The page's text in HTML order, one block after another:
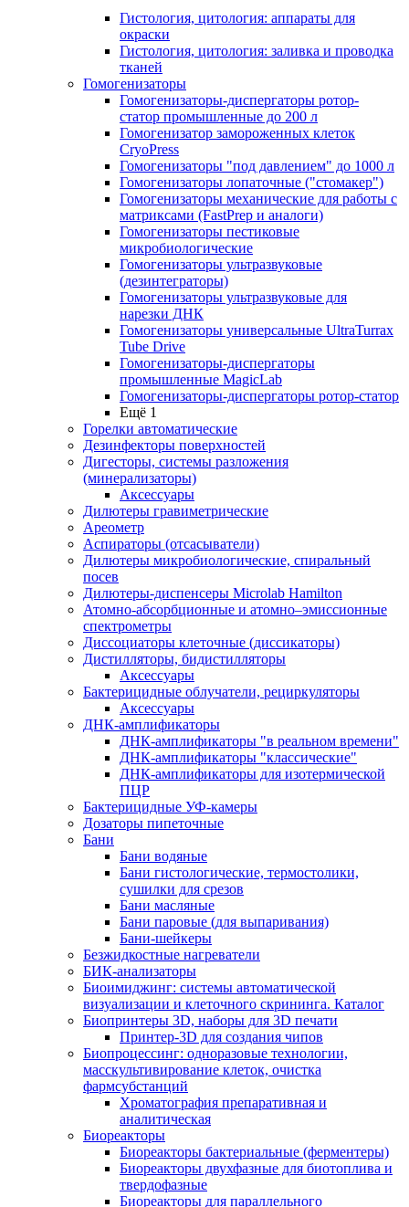
Гистология, цитология: аппараты для
окраски
Гистология, цитология: заливка и проводка
тканей
Гомогенизаторы
Гомогенизаторы-диспергаторы ротор-
статор промышленные до 200 л
Гомогенизатор замороженных клеток
CryoPress
Гомогенизаторы "под давлением" до 1000 л
Гомогенизаторы лопаточные ("стомакер")
Гомогенизаторы механические для работы с
матриксами (FastPrep и аналоги)
Гомогенизаторы пестиковые
микробиологические
Гомогенизаторы ультразвуковые
(дезинтеграторы)
Гомогенизаторы ультразвуковые для
нарезки ДНК
Гомогенизаторы универсальные UltraTurrax
Tube Drive
Гомогенизаторы-диспергаторы
промышленные MagicLab
Гомогенизаторы-диспергаторы ротор-статор
Ещё 1
Горелки автоматические
Дезинфекторы поверхностей
Дигесторы, системы разложения
(минерализаторы)
Аксессуары
Дилютеры гравиметрические
Ареометр
Аспираторы (отсасыватели)
Дилютеры микробиологические, спиральный
посев
Дилютеры-диспенсеры Microlab Hamilton
Атомно-абсорбционные и атомно–эмиссионные
спектрометры
Диссоциаторы клеточные (диссикаторы)
Дистилляторы, бидистилляторы
Аксессуары
Бактерицидные облучатели, рециркуляторы
Аксессуары
ДНК-амплификаторы
ДНК-амплификаторы "в реальном времени"
ДНК-амплификаторы "классические"
ДНК-амплификаторы для изотермической
ПЦР
Бактерицидные УФ-камеры
Дозаторы пипеточные
Бани
Бани водяные
Бани гистологические, термостолики,
сушилки для срезов
Бани масляные
Бани паровые (для выпаривания)
Бани-шейкеры
Безжидкостные нагреватели
БИК-анализаторы
Биоимиджинг: системы автоматической
визуализации и клеточного скрининга. Каталог
Биопринтеры 3D, наборы для 3D печати
Принтер-3D для создания чипов
Биопроцессинг: одноразовые технологии,
масскультивирование клеток, очистка
фармсубстанций
Хроматография препаративная и
аналитическая
Биореакторы
Биореакторы бактериальные (ферментеры)
Биореакторы двухфазные для биотоплива и
твердофазные
Биореакторы для параллельного